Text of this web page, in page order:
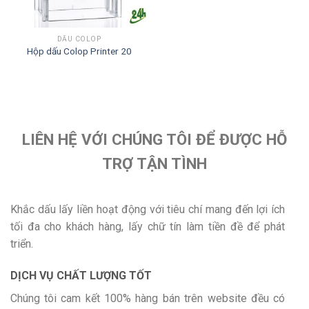
DẤU COLOP
Hộp dấu Colop Printer 20
LIÊN HỆ VỚI CHÚNG TÔI ĐỂ ĐƯỢC HỖ
TRỢ TẬN TÌNH
Khắc dấu lấy liền hoạt động với tiêu chí mang đến lợi ích
tối đa cho khách hàng, lấy chữ tín làm tiền đề để phát
triển.
DỊCH VỤ CHẤT LƯỢNG TỐT
Chúng tôi cam kết 100% hàng bán trên website đều có